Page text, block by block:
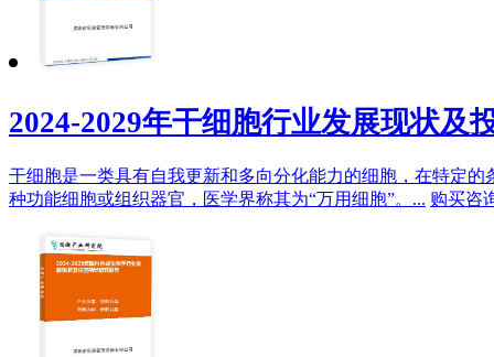
2024-2029年干细胞行业发展现状及
干细胞是一类具有自我更新和多向分化能力的细胞，在特定
种功能细胞或组织器官，医学界称其为“万用细胞”。... 购买咨